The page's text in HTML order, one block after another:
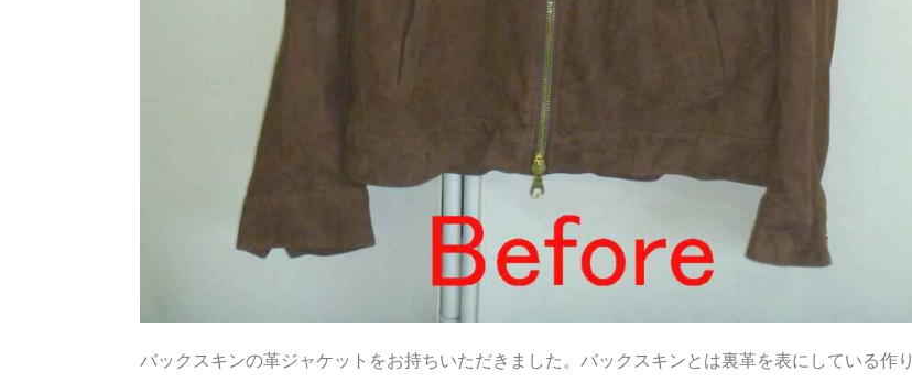
バックスキンの革ジャケットをお持ちいただきました。バックスキンとは裏革を表にしている作り